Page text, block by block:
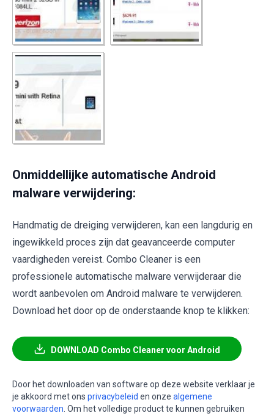
Onmiddellijke automatische Android
malware verwijdering:
Handmatig de dreiging verwijderen, kan een langdurig en
ingewikkeld proces zijn dat geavanceerde computer
vaardigheden vereist. Combo Cleaner is een
professionele automatische malware verwijderaar die
wordt aanbevolen om Android malware te verwijderen.
Download het door op de onderstaande knop te klikken:
DOWNLOAD Combo Cleaner voor Android
Door het downloaden van software op deze website verklaar je
je akkoord met ons privacybeleid en onze algemene
voorwaarden. Om het volledige product te kunnen gebruiken